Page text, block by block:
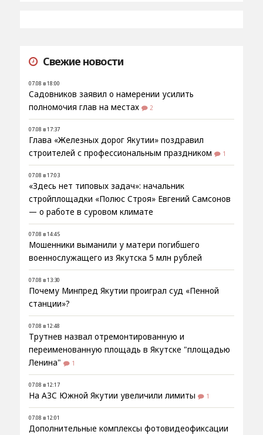
Свежие новости
07.08 в 18:00
Садовников заявил о намерении усилить
полномочия глав на местах
2
07.08 в 17:37
Глава «Железных дорог Якутии» поздравил
строителей с профессиональным праздником
1
07.08 в 17:03
«Здесь нет типовых задач»: начальник
стройплощадки «Полюс Строя» Евгений Самсонов
— о работе в суровом климате
07.08 в 14:45
Мошенники выманили у матери погибшего
военнослужащего из Якутска 5 млн рублей
07.08 в 13:30
Почему Минпред Якутии проиграл суд «Пенной
станции»?
07.08 в 12:48
Трутнев назвал отремонтированную и
переименованную площадь в Якутске "площадью
Ленина"
1
07.08 в 12:17
На АЗС Южной Якутии увеличили лимиты 1
07.08 в 12:01
Дополнительные комплексы фотовидеофиксации